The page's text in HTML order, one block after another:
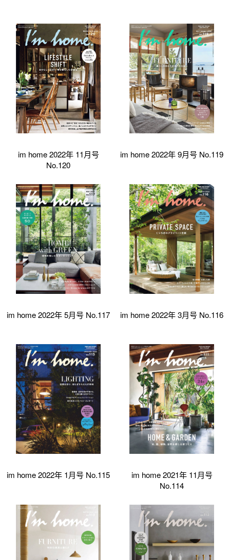
im home 2022年 11月号
No.120
im home 2022年 9月号 No.119
im home 2022年 5月号 No.117 im home 2022年 3月号 No.116
im home 2022年 1月号 No.115
im home 2021年 11月号
No.114